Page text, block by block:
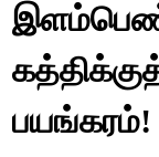
பயங்கரம்!